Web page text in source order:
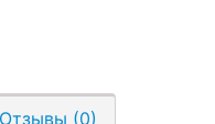
Отзывы (0)